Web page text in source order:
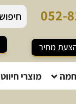
052-8
מחיר
מוצרי חיווט